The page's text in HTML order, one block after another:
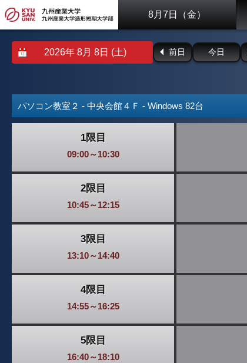
8月7日（金）
前日 今日
パソコン教室２ - 中央会館４Ｆ - Windows 82台
1限目
09:00～10:30
2限目
10:45～12:15
3限目
13:10～14:40
4限目
14:55～16:25
5限目
16:40～18:10